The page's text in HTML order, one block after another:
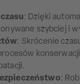
: Dzięki
szybciej i
: Skrócenie
: